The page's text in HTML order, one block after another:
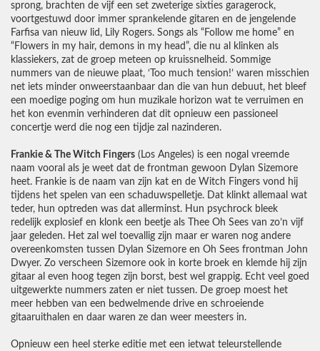
sprong, brachten de vijf een set zweterige sixties garagerock,
voortgestuwd door immer sprankelende gitaren en de jengelende
Farfisa van nieuw lid, Lily Rogers. Songs als “Follow me home” en
“Flowers in my hair, demons in my head”, die nu al klinken als
klassiekers, zat de groep meteen op kruissnelheid. Sommige
nummers van de nieuwe plaat, ‘Too much tension!’ waren misschien
net iets minder onweerstaanbaar dan die van hun debuut, het bleef
een moedige poging om hun muzikale horizon wat te verruimen en
het kon evenmin verhinderen dat dit opnieuw een passioneel
concertje werd die nog een tijdje zal nazinderen.
Frankie & The Witch Fingers (Los Angeles) is een nogal vreemde
naam vooral als je weet dat de frontman gewoon Dylan Sizemore
heet. Frankie is de naam van zijn kat en de Witch Fingers vond hij
tijdens het spelen van een schaduwspelletje. Dat klinkt allemaal wat
teder, hun optreden was dat allerminst. Hun psychrock bleek
redelijk explosief en klonk een beetje als Thee Oh Sees van zo’n vijf
jaar geleden. Het zal wel toevallig zijn maar er waren nog andere
overeenkomsten tussen Dylan Sizemore en Oh Sees frontman John
Dwyer. Zo verscheen Sizemore ook in korte broek en klemde hij zijn
gitaar al even hoog tegen zijn borst, best wel grappig. Echt veel goed
uitgewerkte nummers zaten er niet tussen. De groep moest het
meer hebben van een bedwelmende drive en schroeiende
gitaaruithalen en daar waren ze dan weer meesters in.
Opnieuw een heel sterke editie met een ietwat teleurstellende